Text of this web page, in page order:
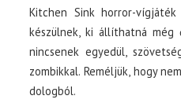
Kitchen Sink horror-
készülnek, ki állíthatná
nincsenek egyedül,
zombikkal. Reméljük, hogy
dologból.